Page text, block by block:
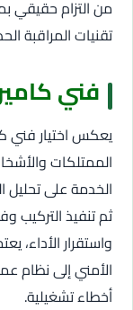
من التزام حقيقي
تقنيات المراقبة
فني
يعكس اختيار فني
الممتلكات
الخدمة على تحليل
ثم تنفيذ التركيب
واستقرار الأداء،
الأمني إلى نظام
أخطاء تشغيلية.